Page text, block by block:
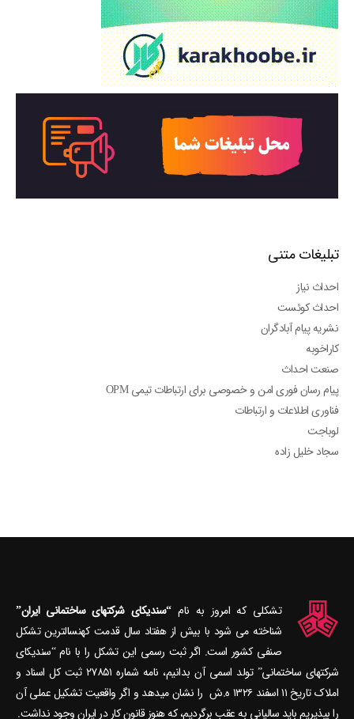
تبلیغات متنی
احداث نیاز
احداث کوئست
نشریه پیام آبادگران
کاراخوبه
صنعت احداث
پیام رسان فوری امن و خصوصی برای ارتباطات تیمی OPM
فناوری اطلاعات و ارتباطات
لوباجت
سجاد خلیل زاده
تشکلی که امروز به نام“سندیکای شرکتهای ساختمانی ایران”
شناخته می‎ شود با بیش از هفتاد سال قدمت کهنسال‎ترین تشکل
صنفی کشور است. اگر ثبت رسمی این تشکل را با نام “سندیکای
شرکتهای ساختمانی” تولد اسمی آن بدانیم، نامه شماره ۲۷۸۵۱ ثبت کل اسناد و
املاک تاریخ ۱۱ اسفند ۱۳۲۶ ه.ش را نشان می‎دهد و اگر واقعیت تشکیل عملی آن
را بپذیریم باید سالیانی به عقب برگردیم، که هنوز قانون کار در ایران وجود نداشت.